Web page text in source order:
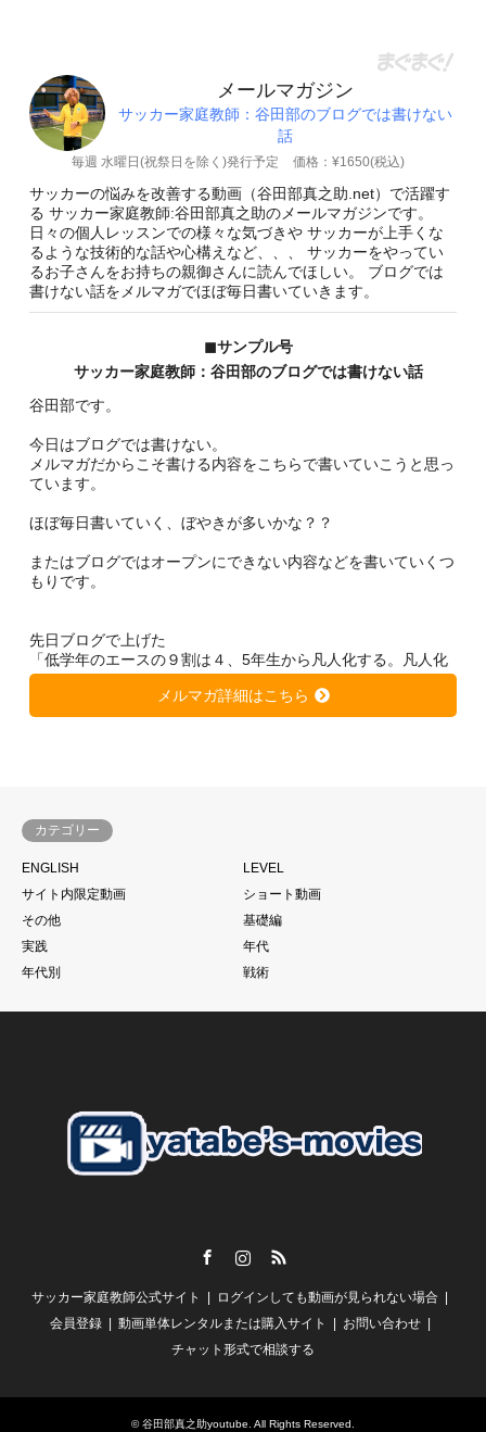
メールマガジン
サッカー家庭教師：谷田部のブログでは書けない
話
毎週 水曜日(祝祭日を除く)発行予定 価格：¥1650(税込)
サッカーの悩みを改善する動画（谷田部真之助.net）で活躍す
る サッカー家庭教師:谷田部真之助のメールマガジンです。
日々の個人レッスンでの様々な気づきや サッカーが上手くな
るような技術的な話や心構えなど、、、 サッカーをやってい
るお子さんをお持ちの親御さんに読んでほしい。 ブログでは
書けない話をメルマガでほぼ毎日書いていきます。
◼︎サンプル号
サッカー家庭教師：谷田部のブログでは書けない話
谷田部です。
今日はブログでは書けない。
メルマガだからこそ書ける内容をこちらで書いていこうと思っ
ています。
ほぼ毎日書いていく、ぼやきが多いかな？？
またはブログではオープンにできない内容などを書いていくつ
もりです。
先日ブログで上げた
「低学年のエースの９割は４、5年生から凡人化する。凡人化
しないために、、、」
https://soccer-kateikyousi.com/daihyoublog/archives/7684.htm
l
す。
当たり前と言われるかもしれません。
もちろん個の力
それでものめり込みすぎて、そこをおざなりにする
す。
私がずっと言い続けている
「親御さんの理解」
【スクールの必要性とは？】
谷田部としては
「誰かが行っているから、、、」
一人一人の判断で本当に必要であれば行く
毎週通う必要性が全くわかりません。
メルマガ詳細はこちら
カテゴリー
ENGLISH
LEVEL
サイト内限定動画
ショート動画
その他
基礎編
実践
年代
年代別
戦術
サッカー家庭教師公式サイト
ログインしても動画が見られない場合
会員登録
動画単体レンタルまたは購入サイト
お問い合わせ
チャット形式で相談する
©谷田部真之助youtube . All Rights Reserved.